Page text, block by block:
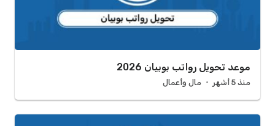
موعد تحويل رواتب بوبيان 2026
منذ 5 أشهر مال وأعمال